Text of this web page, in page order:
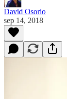
David Osorio
sep 14, 2018